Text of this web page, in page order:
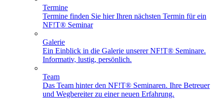
Termine
Termine finden Sie hier Ihren nächsten Termin für ein
NF!T® Seminar
Galerie
Ein Einblick in die Galerie unserer NF!T® Seminare.
Informativ, lustig, persönlich.
Team
Das Team hinter den NF!T® Seminaren. Ihre Betreuer
und Wegbereiter zu einer neuen Erfahrung.